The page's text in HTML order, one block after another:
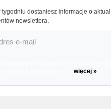
tygodniu dostaniesz informacje o
newslettera.
więcej »